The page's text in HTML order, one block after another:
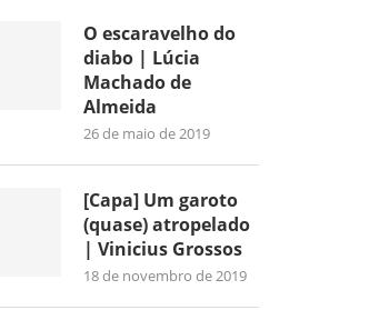
O escaravelho do
diabo | Lúcia
Machado de
Almeida
26 de maio de 2019
[Capa] Um garoto
(quase) atropelado
| Vinicius Grossos
18 de novembro de 2019